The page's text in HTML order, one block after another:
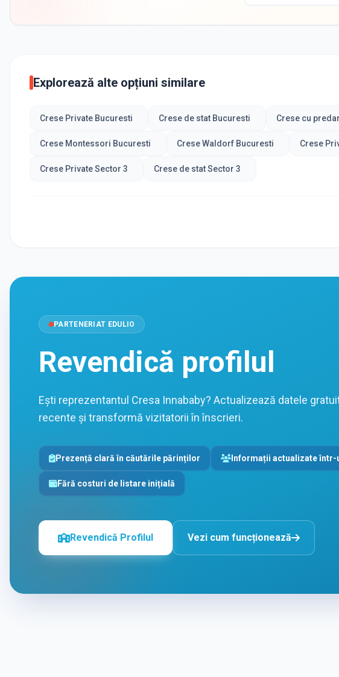
Explorează alte opțiuni similare
Crese Private Bucuresti Crese de stat Bucuresti Crese cu
Crese Montessori Bucuresti Crese Waldorf Bucuresti Crese
Crese Private Sector 3 Crese de stat Sector 3
PARTENERIAT EDULIO
Revendică profilul
Ești reprezentantul Cresa Innababy? Actualizează datele
recente și transformă vizitatorii în înscrieri.
Prezență clară în căutările părinților Informații actualizate
Fără costuri de listare inițială
Revendică Profilul Vezi cum funcționează